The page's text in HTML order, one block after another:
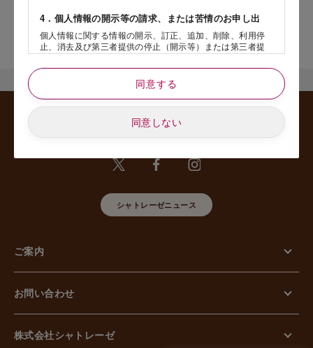
4．個人情報の開示等の請求、または苦情のお申し出
個人情報に関する情報の開示、訂正、追加、削除、利用停
止、消去及び第三者提供の停止（開示等）または第三者提
供記録の開示、若しくは利用目的の通知等（以下、「開示
等の請求」といいます）のご請求があった場合または苦情
のお申し出があった場合には、請求者がご本人であること
あるいは正式な代理人として認められる方であることを確
認させていただいたうえで、特別な理由のない限り合理的
5. 個人情報の安全管理のために講じた措置について
当社は外的環境を把握した上で個人情報の安全管理のため
に以下の措置をしております。
組織体制の整備、個人情報の取扱いに係る規律に従った運
用、個人情報の取扱い状況を確認する手段の整備、漏えい
等事案に対応する体制の整備、取扱い状況の把握及び安全
【人的安全管理措置】
期的な教育等を行っております。また、個人情報の秘密保
【物理的安全管理措置】
止、個人情報の削除及び機器、電子媒体等の廃棄に関し
て、必要な措置を講じています。
同意する
同意しない
店舗サービスに関するお問い合わせにつきましては、内容欄に『店
舗名』を記載いただけますと幸いです。
シャトレーゼニュース
ご案内
お問い合わせ
株式会社シャトレーゼ